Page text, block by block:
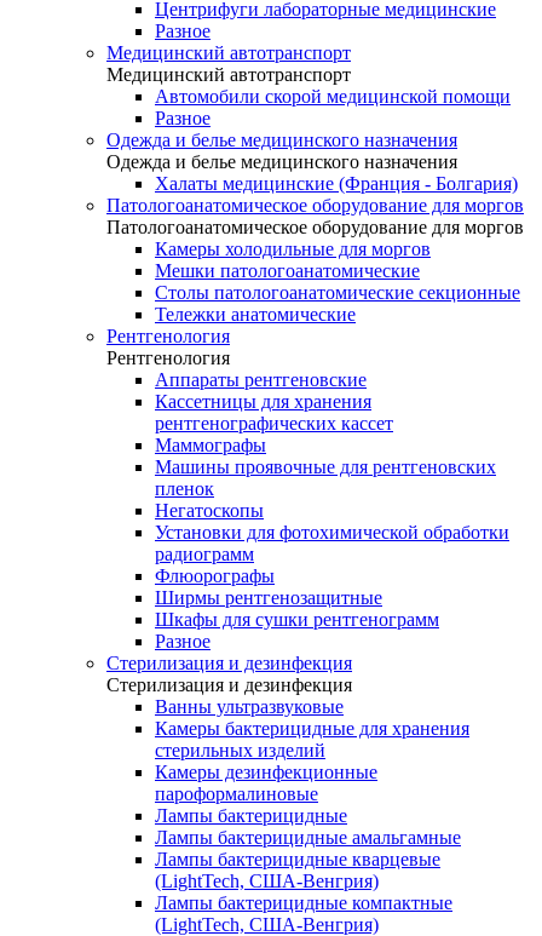
Центрифуги лабораторные медицинские
Разное
Медицинский автотранспорт
Медицинский автотранспорт
Автомобили скорой медицинской помощи
Разное
Одежда и белье медицинского назначения
Одежда и белье медицинского назначения
Халаты медицинские (Франция - Болгария)
Патологоанатомическое оборудование для моргов
Патологоанатомическое оборудование для моргов
Камеры холодильные для моргов
Мешки патологоанатомические
Столы патологоанатомические секционные
Тележки анатомические
Рентгенология
Рентгенология
Аппараты рентгеновские
Кассетницы для хранения
рентгенографических кассет
Маммографы
Машины проявочные для рентгеновских
пленок
Негатоскопы
Установки для фотохимической обработки
радиограмм
Флюорографы
Ширмы рентгенозащитные
Шкафы для сушки рентгенограмм
Разное
Стерилизация и дезинфекция
Стерилизация и дезинфекция
Ванны ультразвуковые
Камеры бактерицидные для хранения
стерильных изделий
Камеры дезинфекционные
пароформалиновые
Лампы бактерицидные
Лампы бактерицидные амальгамные
Лампы бактерицидные кварцевые
(LightTech, США-Венгрия)
Лампы бактерицидные компактные
(LightTech, США-Венгрия)